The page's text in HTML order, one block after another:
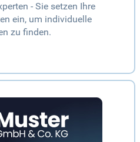
- Sie setzen Ihre
ein, um individuelle
zu finden.